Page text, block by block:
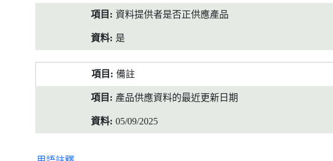
資料提供者是否正供應產品
是
備註
產品供應資料的最近更新日期
05/09/2025